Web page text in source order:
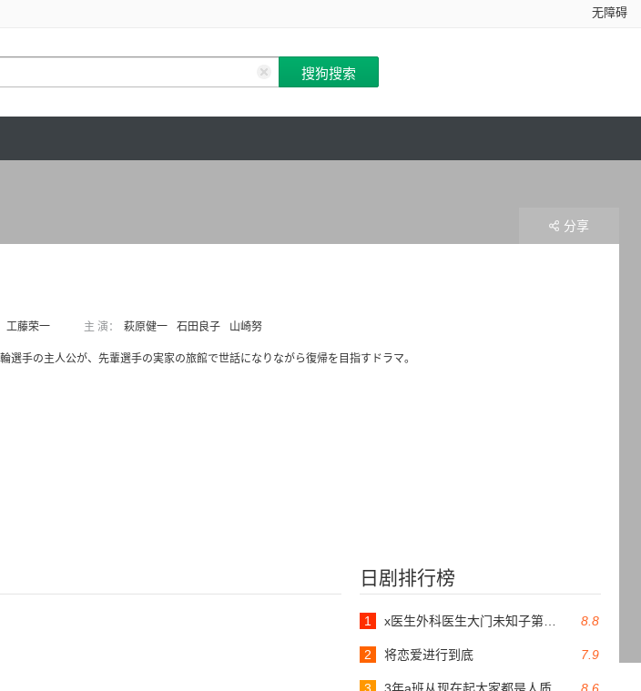
无障碍
工藤荣一 主 演： 萩原健一 石田良子 山崎努
選手の主人公が、先輩選手の実家の旅館で世話になりながら復帰を目指すドラマ。
分享
日剧排行榜
8.8
1
7.9
2 将恋爱进行到底